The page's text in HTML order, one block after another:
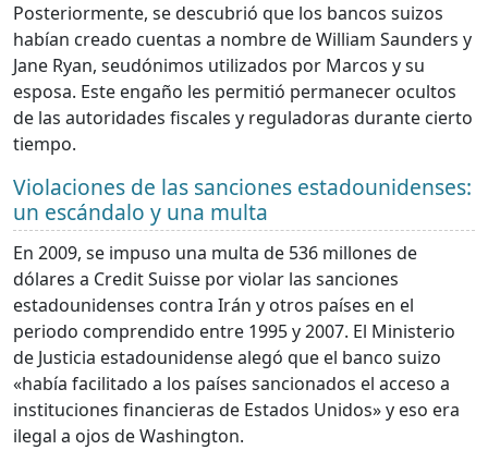
Posteriormente, se descubrió que los bancos suizos
habían creado cuentas a nombre de William Saunders y
Jane Ryan, seudónimos utilizados por Marcos y su
esposa. Este engaño les permitió permanecer ocultos
de las autoridades fiscales y reguladoras durante cierto
tiempo.
Violaciones de las sanciones estadounidenses:
un escándalo y una multa
En 2009, se impuso una multa de 536 millones de
dólares a Credit Suisse por violar las sanciones
estadounidenses contra Irán y otros países en el
periodo comprendido entre 1995 y 2007. El Ministerio
de Justicia estadounidense alegó que el banco suizo
«había facilitado a los países sancionados el acceso a
instituciones financieras de Estados Unidos» y eso era
ilegal a ojos de Washington.